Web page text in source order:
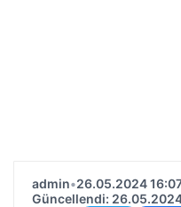
admin•26.05.2024
Güncellendi: